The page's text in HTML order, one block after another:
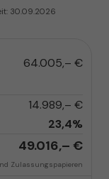
30.09.2026
64.005,– €
14.989,– €
23,4%
49.016,– €
Zulassungspapieren